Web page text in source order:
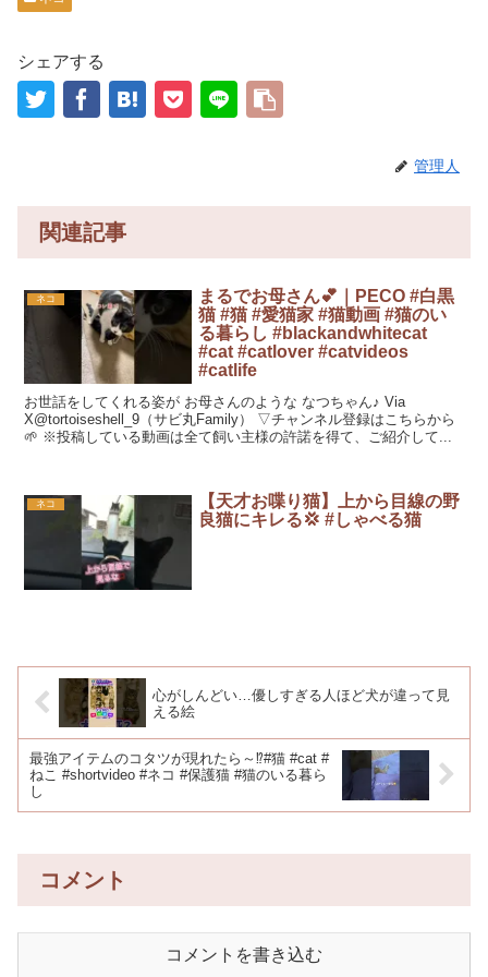
シェアする
管理人
関連記事
ネコ
まるでお母さん💕｜PECO #白黒
猫 #猫 #愛猫家 #猫動画 #猫のい
る暮らし #blackandwhitecat
#cat #catlover #catvideos
#catlife
お世話をしてくれる姿が お母さんのような なつちゃん♪ Via
X@tortoiseshell_9（サビ丸Family） ▽チャンネル登録はこちらから
🌱 ※投稿している動画は全て飼い主様の許諾を得て、ご紹介して...
ネコ
【天才お喋り猫】上から目線の野
良猫にキレる💢 #しゃべる猫
心がしんどい…優しすぎる人ほど犬が違って見
える絵
最強アイテムのコタツが現れたら～⁉️#猫 #cat #
ねこ #shortvideo #ネコ #保護猫 #猫のいる暮ら
し
コメント
コメントを書き込む